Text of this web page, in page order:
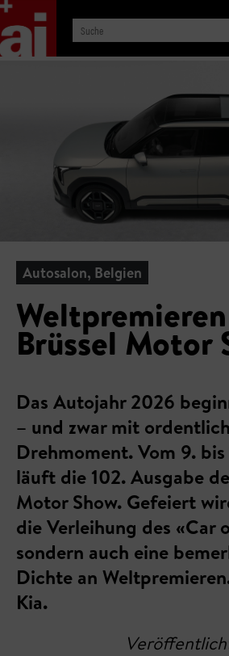
Autosalon, Belgien
Brüssel Motor
Das Autojahr 2026
– und zwar mit ordentlich
Drehmoment. Vom 9. bis
läuft die 102. Ausgabe
Motor Show. Gefeiert
die Verleihung des «Car
sondern auch eine
Dichte an
Kia.